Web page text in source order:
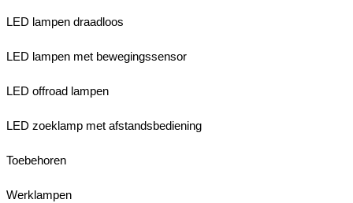
LED lampen draadloos
LED lampen met bewegingssensor
LED offroad lampen
LED zoeklamp met afstandsbediening
Toebehoren
Werklampen